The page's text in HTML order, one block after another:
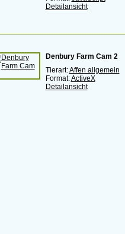
Detailansicht
Denbury Farm Cam 2
Tierart:Affen allgemein
Format:ActiveX
Detailansicht